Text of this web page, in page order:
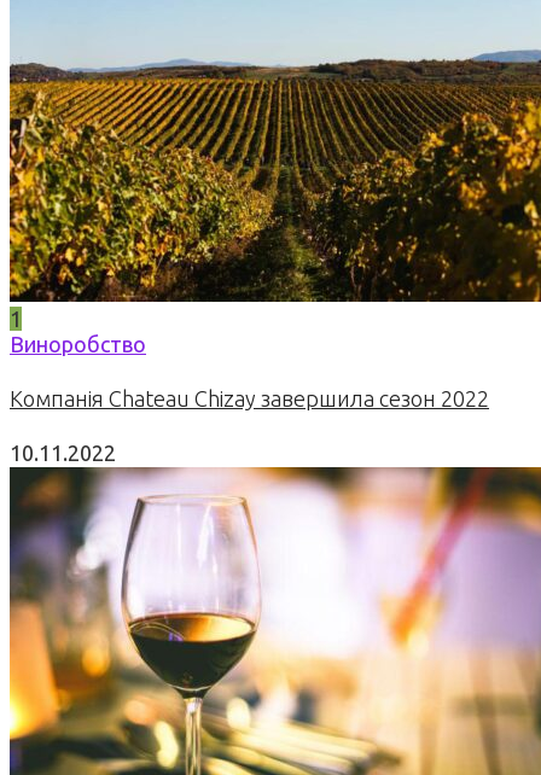
1
Виноробство
Компанія Chateau Chizay завершила сезон 2022
10.11.2022